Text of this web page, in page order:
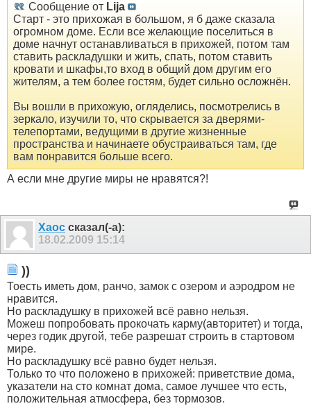
Сообщение от Lija
Старт - это прихожая в большом, я б даже сказала
огромном доме. Если все желающие поселиться в
доме начнут останавливаться в прихожей, потом там
ставить раскладушки и жить, спать, потом ставить
кровати и шкафы,то вход в общий дом другим его
жителям, а тем более гостям, будет сильно осложнён.
Вы вошли в прихожую, огляделись, посмотрелись в
зеркало, изучили то, что скрывается за дверями-
телепортами, ведущими в другие жизненные
пространства и начинаете обустраиваться там, где
вам понравится больше всего.
А если мне другие миры не нравятся?!
Xaoc сказал(-а):
18.02.2009 15:14
))
Тоесть иметь дом, ранчо, замок с озером и аэродром не
нравится.
Но раскладушку в прихожей всё равно нельзя.
Можеш попробовать прокочать карму(авторитет) и тогда,
через годик другой, тебе разрешат строить в стартовом
мире.
Но раскладушку всё равно будет нельзя.
Только то что положено в прихожей: приветствие дома,
указатели на сто комнат дома, самое лучшее что есть,
положительная атмосфера, без тормозов.